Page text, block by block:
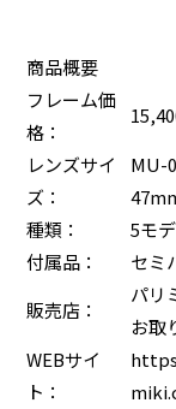
商品概要
フレーム価
格：
レンズサイ
ズ：
MU-
種類：
5モ
付属品：
セミ
販売店：
パリ
お取
WEBサイ
ト：